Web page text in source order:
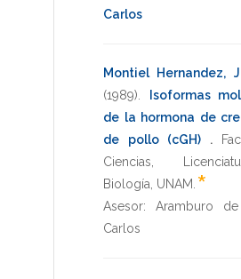
Carlos
Montiel Hernandez,
(1989)
Isoformas
de la hormona de
de pollo (cGH) .
Ciencias
Biología UNAM *
Asesor: Aramburo
Carlos